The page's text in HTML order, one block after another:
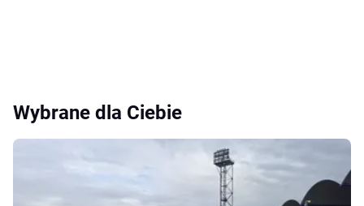
Wybrane dla Ciebie